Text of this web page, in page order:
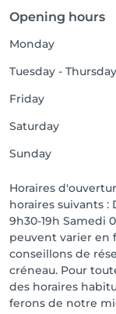
Opening hours
Monday
Tuesday - Thursday
Friday
Saturday
Sunday
Horaires
horaires suivants :
9h30-19h Samedi
peuvent varier en
conseillons de
créneau. Pour
des horaires
ferons de notre